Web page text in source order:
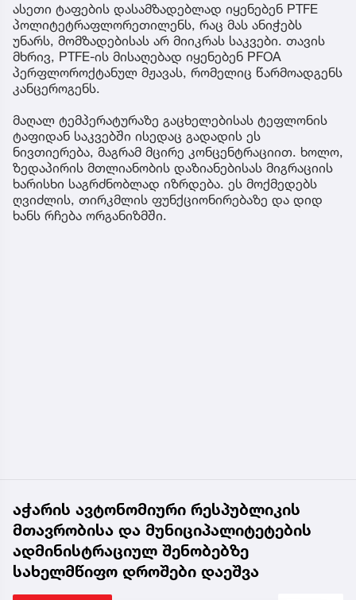
ასეთი ტაფების დასამზადებლად იყენებენ PTFE
პოლიტეტრაფლორეთილენს, რაც მას ანიჭებს
უნარს, მომზადებისას არ მიიკრას საკვები. თავის
მხრივ, PTFE-ის მისაღებად იყენებენ PFOA
პერფლოროქტანულ მჟავას, რომელიც წარმოადგენს
კანცეროგენს.
მაღალ ტემპერატურაზე გაცხელებისას ტეფლონის
ტაფიდან საკვებში ისედაც გადადის ეს
ნივთიერება, მაგრამ მცირე კონცენტრაციით. ხოლო,
ზედაპირის მთლიანობის დაზიანებისას მიგრაციის
ხარისხი საგრძნობლად იზრდება. ეს მოქმედებს
ღვიძლის, თირკმლის ფუნქციონირებაზე და დიდ
ხანს რჩება ორგანიზმში.
აჭარის ავტონომიური რესპუბლიკის
მთავრობისა და მუნიციპალიტეტების
ადმინისტრაციულ შენობებზე
სახელმწიფო დროშები დაეშვა